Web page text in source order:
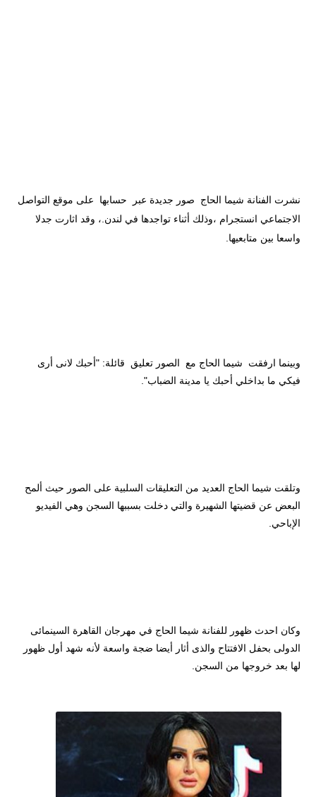
نشرت الفنانة شيما الحاج صور جديدة عبر حسابها على موقع التواصل
الاجتماعي انستجرام ،وذلك أثناء تواجدها في لندن.، وقد اثارت جدلا
واسعا بين متابعيها.
وبينما ارفقت شيما الحاج مع الصور تعليق قائلة: "أحبك لانى أرى
فيكي ما بداخلي أحبك يا مدينة الضباب".
وتلقت شيما الحاج العديد من التعليقات السلبية على الصور حيث ألمح
البعض عن قضيتها الشهيرة والتي دخلت بسببها السجن وهي الفيديو
الإباحي.
وكان احدث ظهور للفنانة شيما الحاج في مهرجان القاهرة السينمائى
الدولى بحفل الافتتاح والذى أثار أيضا ضجة واسعة لأنه شهد أول ظهور
لها بعد خروجها من السجن.